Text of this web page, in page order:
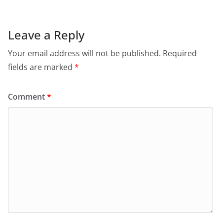
Leave a Reply
Your email address will not be published. Required
fields are marked *
Comment*